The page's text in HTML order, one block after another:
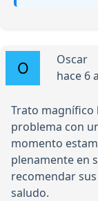
Oscar
hace 6
Trato magnífico
problema con
momento
plenamente en
recomendar
saludo.